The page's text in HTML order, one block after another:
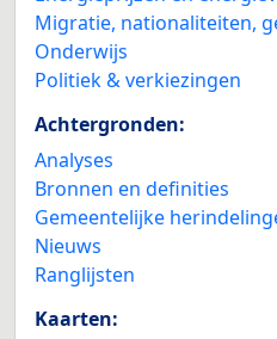
Migratie, nationaliteiten,
Onderwijs
Politiek & verkiezingen
Achtergronden:
Analyses
Bronnen en definities
Gemeentelijke
Nieuws
Ranglijsten
Kaarten: